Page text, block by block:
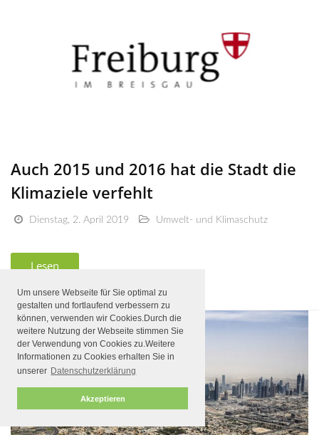
Um unsere Webseite für Sie optimal zu
gestalten und fortlaufend verbessern zu
können, verwenden wir Cookies.Durch die
weitere Nutzung der Webseite stimmen Sie
der Verwendung von Cookies zu.Weitere
Informationen zu Cookies erhalten Sie in
unserer Datenschutzerklärung
Akzeptieren
Auch 2015 und 2016 hat die Stadt die
Klimaziele verfehlt
Dienstag, 2. April 2019 Umwelt- und Klimaschutz
Lesen